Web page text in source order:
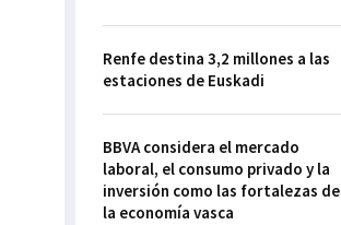
Renfe destina 3,2 millones a las
estaciones de Euskadi
BBVA considera el mercado
laboral, el consumo privado y la
inversión como las fortalezas de
la economía vasca